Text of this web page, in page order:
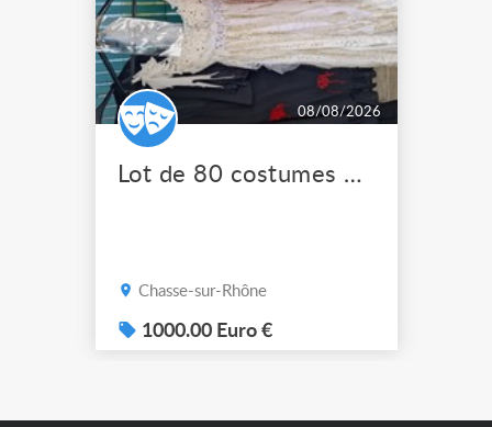
08/08/2026
Lot de 80 costumes de scène pro
Chasse-sur-Rhône
1000.00 Euro €